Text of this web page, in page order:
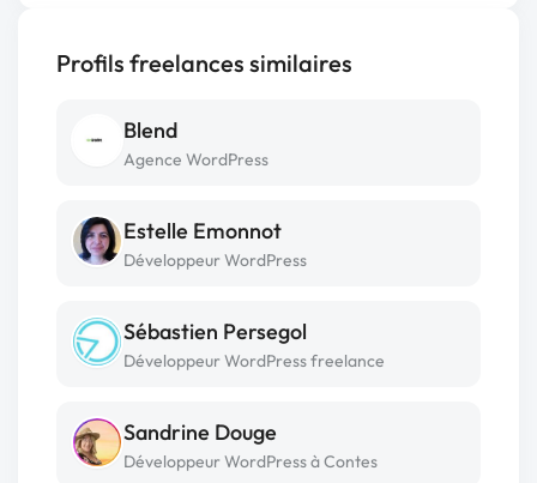
Profils freelances similaires
Blend
Agence WordPress
Estelle Emonnot
Développeur WordPress
Sébastien Persegol
Développeur WordPress freelance
Sandrine Douge
Développeur WordPress à Contes